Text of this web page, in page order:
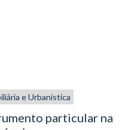
e Urbanística
particular na